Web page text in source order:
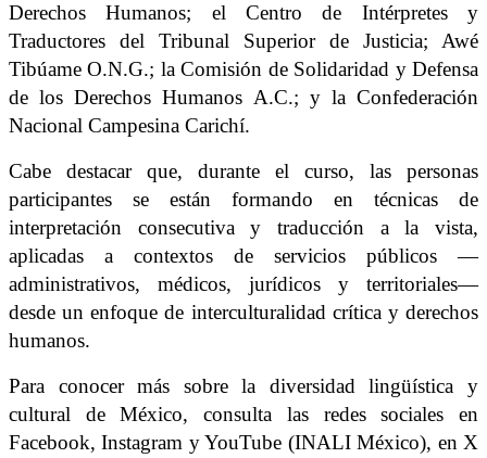
Derechos Humanos; el Centro de Intérpretes y
Traductores del Tribunal Superior de Justicia; Awé
Tibúame O.N.G.; la Comisión de Solidaridad y Defensa
de los Derechos Humanos A.C.; y la Confederación
Nacional Campesina Carichí.
Cabe destacar que, durante el curso, las personas
participantes se están formando en técnicas de
interpretación consecutiva y traducción a la vista,
aplicadas a contextos de servicios públicos —
administrativos, médicos, jurídicos y territoriales—
desde un enfoque de interculturalidad crítica y derechos
humanos.
Para conocer más sobre la diversidad lingüística y
cultural de México, consulta las redes sociales en
Facebook, Instagram y YouTube (INALI México), en X